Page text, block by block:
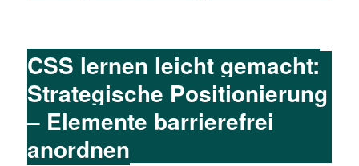
CSS lernen leicht gemacht:
Strategische Positionierung
– Elemente barrierefrei
anordnen